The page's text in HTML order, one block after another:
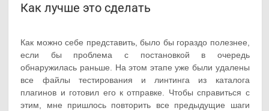
Как лучше это сделать
Как можно себе представить, было бы гораздо полезнее,
если бы проблема с постановкой в ​​очередь
обнаружилась раньше. На этом этапе уже были удалены
все файлы тестирования и линтинга из каталога
плагинов и готовил его к отправке. Чтобы справиться с
этим, мне пришлось повторить все предыдущие шаги